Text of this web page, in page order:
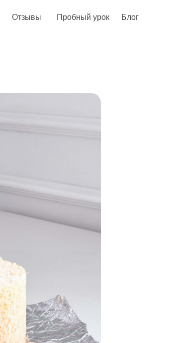
Отзывы Пробный урок Блог